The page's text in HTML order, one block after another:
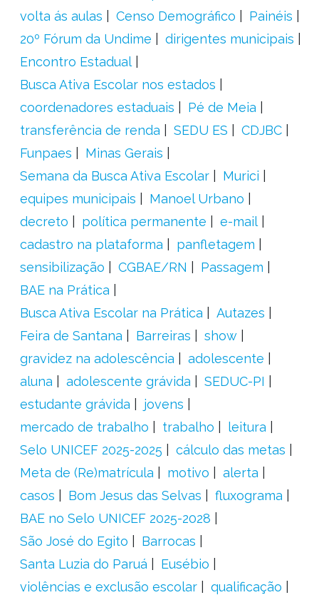
volta ás aulas
Censo Demográfico
Painéis
20º Fórum da Undime
dirigentes municipais
Encontro Estadual
Busca Ativa Escolar nos estados
coordenadores estaduais
Pé de Meia
transferência de renda
SEDU ES
CDJBC
Funpaes
Minas Gerais
Semana da Busca Ativa Escolar
Murici
equipes municipais
Manoel Urbano
decreto
política permanente
e-mail
cadastro na plataforma
panfletagem
sensibilização
CGBAE/RN
Passagem
BAE na Prática
Busca Ativa Escolar na Prática
Autazes
Feira de Santana
Barreiras
show
gravidez na adolescência
adolescente
aluna
adolescente grávida
SEDUC-PI
estudante grávida
jovens
mercado de trabalho
trabalho
leitura
Selo UNICEF 2025-2025
cálculo das metas
Meta de (Re)matrícula
motivo
alerta
casos
Bom Jesus das Selvas
fluxograma
BAE no Selo UNICEF 2025-2028
São José do Egito
Barrocas
Santa Luzia do Paruá
Eusébio
violências e exclusão escolar
qualificação